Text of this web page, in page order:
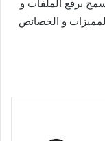
برفع الملفات و
و الخصائص